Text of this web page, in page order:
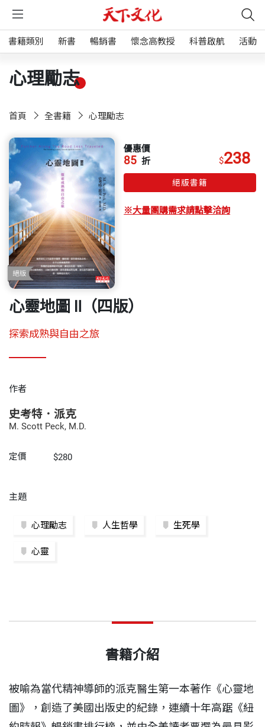
書籍類別 新書 暢銷書 懷念高教授 科普啟航 活動
心理勵志
首頁 全書籍 心理勵志
優惠價
85 折 $238
絕版書籍
※大量團購需求請點擊洽詢
心靈地圖 Ⅱ（四版）
探索成熟與自由之旅
作者
史考特．派克
M. Scott Peck, M.D.
定價 $280
主題
心理勵志 人生哲學 生死學
心靈
書籍介紹
被喻為當代精神導師的派克醫生第一本著作《心靈地
圖》，創造了美國出版史的紀錄，連續十年高踞《紐